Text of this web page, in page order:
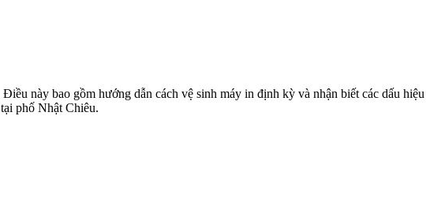
này bao gồm hướng dẫn cách vệ sinh máy in định kỳ và nhận biết các dấu hiệu
phố Nhật Chiêu.